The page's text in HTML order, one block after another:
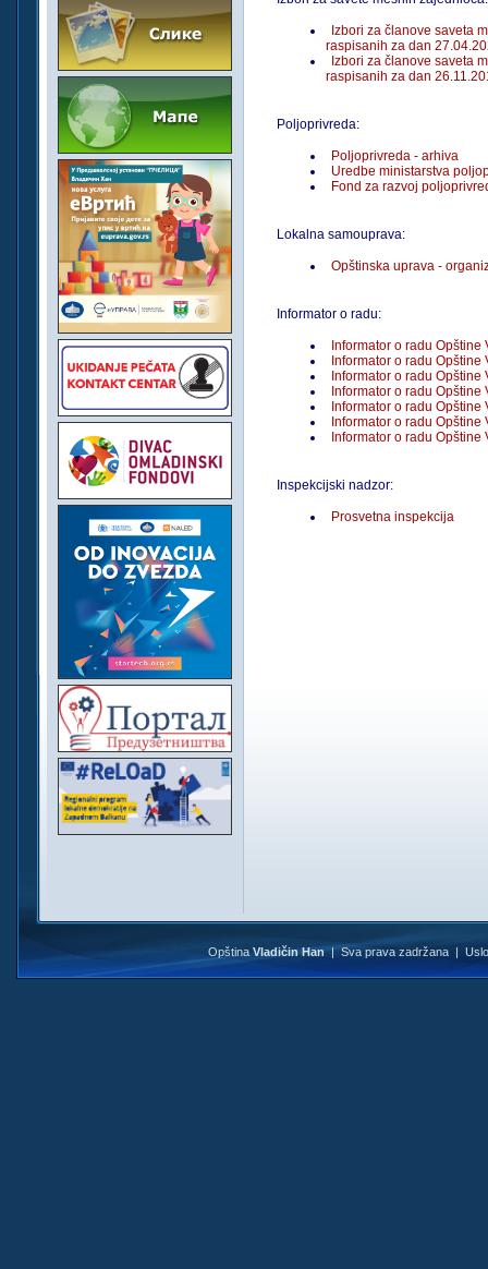
Izbori za članove saveta
raspisanih za dan
Izbori za članove saveta
raspisanih za dan
Poljoprivreda:
Poljoprivreda - arhiva
Uredbe ministarstva
Fond za razvoj
Lokalna samouprava:
Opštinska uprava -
Informator o radu:
Informator o radu
Informator o radu
Informator o radu
Informator o radu
Informator o radu
Informator o radu
Informator o radu
Inspekcijski nadzor:
Prosvetna inspekcija
OpštinaVladičin Han| Sva prava zadržana |